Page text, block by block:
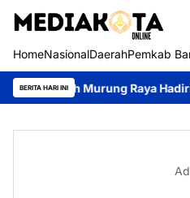
HomeNasionalDaerahPemkab
BERITA HARI INI
Raya Hadiri Forum Komunikasi
Ad